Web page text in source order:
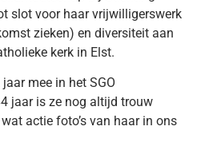
slot voor haar vrijwilligerswerk
zieken) en diversiteit aan
kerk in Elst.
mee in het SGO
jaar is ze nog altijd trouw
actie foto’s van haar in ons